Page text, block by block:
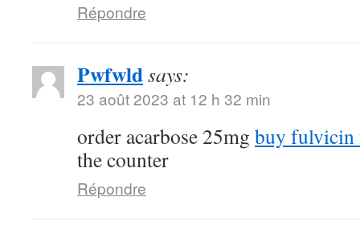
Répondre
Pwfwldsays:
23 août 2023 at 12 h 32 min
order acarbose 25mg buy fulvicin
the counter
Répondre